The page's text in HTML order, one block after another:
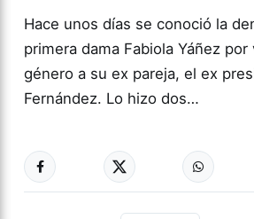
Hace unos días se conoció la
primera dama Fabiola Yáñez por
género a su ex pareja, el ex
Fernández. Lo hizo dos…
GÉNERO Y
DIVERSIDAD